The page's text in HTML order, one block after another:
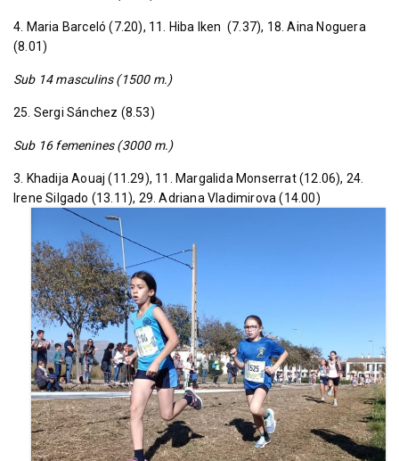
4. Maria Barceló (7.20), 11. Hiba Iken (7.37), 18. Aina Noguera
(8.01)
Sub 14 masculins (1500 m.)
25. Sergi Sánchez (8.53)
Sub 16 femenines (3000 m.)
3. Khadija Aouaj (11.29), 11. Margalida Monserrat (12.06), 24.
Irene Silgado (13.11), 29. Adriana Vladimirova (14.00)